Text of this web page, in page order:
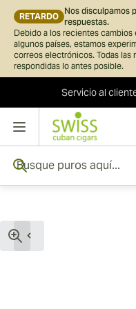
RETARDO
Nos disculpamos
respuestas.
Debido a los recientes
algunos países, estamos
correos electrónicos. Todas
respondidas lo antes posible.
Servicio al